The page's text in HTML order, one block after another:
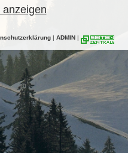
| ADMIN |